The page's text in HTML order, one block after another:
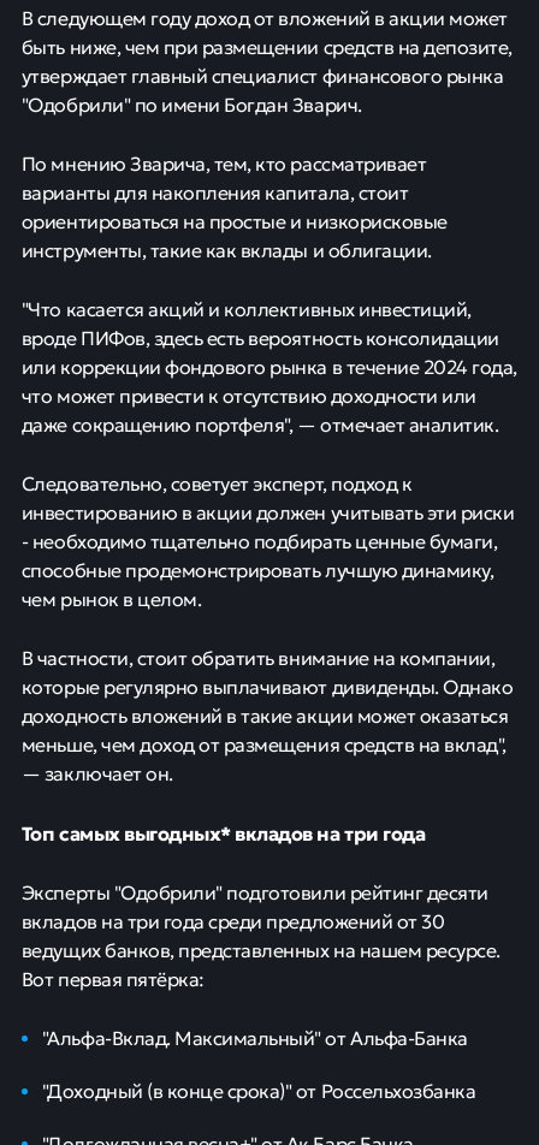
В следующем году доход от вложений в акции может
быть ниже, чем при размещении средств на депозите,
утверждает главный специалист финансового рынка
"Одобрили" по имени Богдан Зварич.
По мнению Зварича, тем, кто рассматривает
варианты для накопления капитала, стоит
ориентироваться на простые и низкорисковые
инструменты, такие как вклады и облигации.
"Что касается акций и коллективных инвестиций,
вроде ПИФов, здесь есть вероятность консолидации
или коррекции фондового рынка в течение 2024 года,
что может привести к отсутствию доходности или
даже сокращению портфеля", — отмечает аналитик.
Следовательно, советует эксперт, подход к
инвестированию в акции должен учитывать эти риски
- необходимо тщательно подбирать ценные бумаги,
способные продемонстрировать лучшую динамику,
чем рынок в целом.
В частности, стоит обратить внимание на компании,
которые регулярно выплачивают дивиденды. Однако
доходность вложений в такие акции может оказаться
меньше, чем доход от размещения средств на вклад",
— заключает он.
Топ самых выгодных* вкладов на три года
Эксперты "Одобрили" подготовили рейтинг десяти
вкладов на три года среди предложений от 30
ведущих банков, представленных на нашем ресурсе.
Вот первая пятёрка:
"Альфа-Вклад. Максимальный" от Альфа-Банка
"Доходный (в конце срока)" от Россельхозбанка